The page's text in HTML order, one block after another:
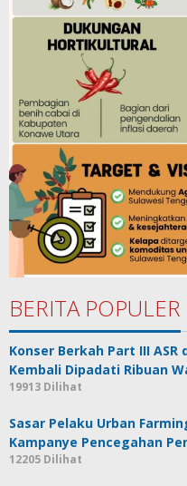
BERITA POPULER
Konser Berkah Part III ASR
Kembali Dipadati Ribuan
19913 Dilihat
Sasar Pelaku Urban
Kampanye Pencegahan
12205 Dilihat